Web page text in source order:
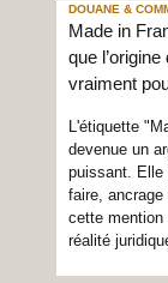
DOUANE &
Made in
que
vraiment
L'étiquette
devenue un
puissant. Elle
faire,
cette mention
réalité